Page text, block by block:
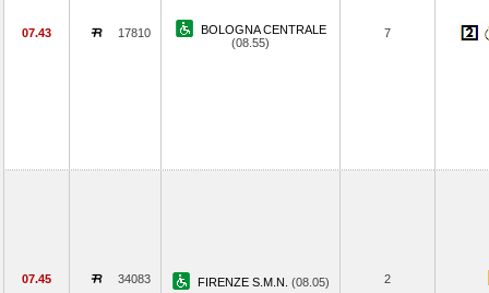
07.43 17810
BOLOGNA CENTRALE
(08.55)
7
07.45 34083 FIRENZE S.M.N. (08.05) 2